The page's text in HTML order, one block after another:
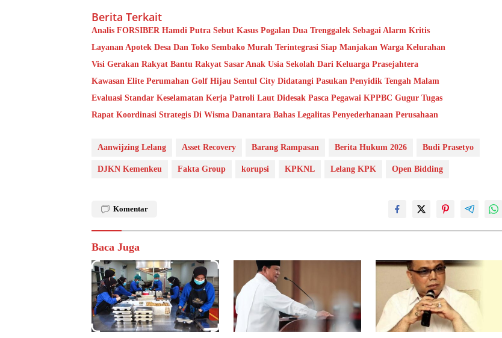
Berita Terkait
Analis FORSIBER Hamdi Putra Sebut Kasus Pogalan Dua Trenggalek Sebagai Alarm Kritis
Layanan Apotek Desa Dan Toko Sembako Murah Terintegrasi Siap Manjakan Warga Kelurahan
Visi Gerakan Rakyat Bantu Rakyat Sasar Anak Usia Sekolah Dari Keluarga Prasejahtera
Kawasan Elite Perumahan Golf Hijau Sentul City Didatangi Pasukan Penyidik Tengah Malam
Evaluasi Standar Keselamatan Kerja Patroli Laut Didesak Pasca Pegawai KPPBC Gugur Tugas
Rapat Koordinasi Strategis Di Wisma Danantara Bahas Legalitas Penyederhanaan Perusahaan
Aanwijzing Lelang Asset Recovery Barang Rampasan Berita Hukum 2026 Budi Prasetyo
DJKN Kemenkeu Fakta Group korupsi KPKNL Lelang KPK Open Bidding
Komentar
Baca Juga